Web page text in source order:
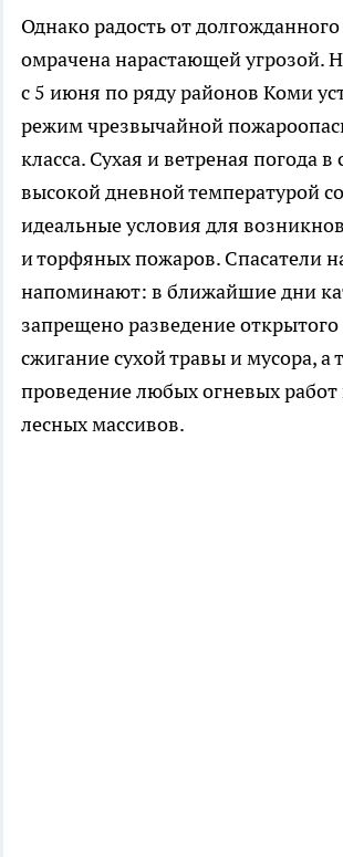
Однако радость от долгожданного
омрачена нарастающей угрозой.
с 5 июня по ряду районов Коми
режим чрезвычайной
класса. Сухая и ветреная погода в
высокой дневной температурой
идеальные условия для
и торфяных пожаров. Спасатели
напоминают: в ближайшие дни
запрещено разведение открытого
сжигание сухой травы и мусора, а
проведение любых огневых
лесных массивов.